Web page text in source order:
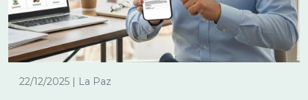
22/12/2025 | La Paz